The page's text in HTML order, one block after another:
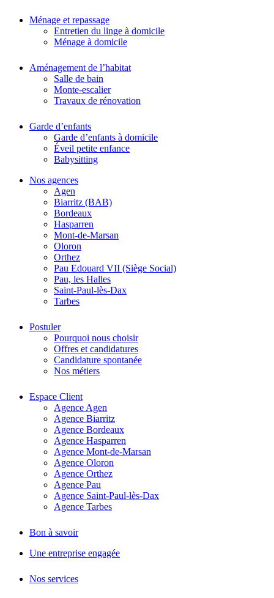
Ménage et repassage
Entretien du linge à domicile
Ménage à domicile
Aménagement de l’habitat
Salle de bain
Monte-escalier
Travaux de rénovation
Garde d’enfants
Garde d’enfants à domicile
Éveil petite enfance
Babysitting
Nos agences
Agen
Biarritz (BAB)
Bordeaux
Hasparren
Mont-de-Marsan
Oloron
Orthez
Pau Edouard VII (Siège Social)
Pau, les Halles
Saint-Paul-lès-Dax
Tarbes
Postuler
Pourquoi nous choisir
Offres et candidatures
Candidature spontanée
Nos métiers
Espace Client
Agence Agen
Agence Biarritz
Agence Bordeaux
Agence Hasparren
Agence Mont-de-Marsan
Agence Oloron
Agence Orthez
Agence Pau
Agence Saint-Paul-lès-Dax
Agence Tarbes
Bon à savoir
Une entreprise engagée
Nos services